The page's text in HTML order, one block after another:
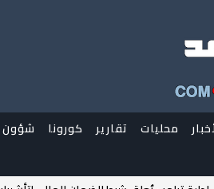
محليات تقارير كورونا شؤون